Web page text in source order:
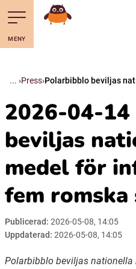
Till navigering av sidans
Hoppa till sidans
Suomi (Finska)
Meänkieli
Julevsámegiella
Åarjelsaemiengïele
Davvisámegiella
Bidumsámegiella
MENY
Gå till startsidan
Press Polarbibblo beviljas
2026-04-
beviljas
medel för
fem romska
Publicerad: 2026-05-08, 14:05
Uppdaterad: 2026-05-08, 14:05
Polarbibblo beviljas